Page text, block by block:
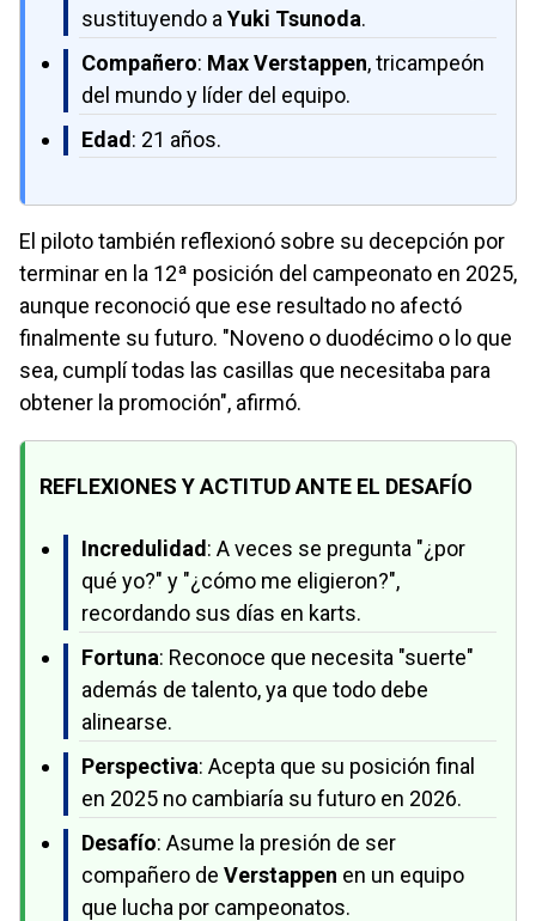
sustituyendo a Yuki Tsunoda.
Compañero: Max Verstappen, tricampeón
del mundo y líder del equipo.
Edad: 21 años.
El piloto también reflexionó sobre su decepción por
terminar en la 12ª posición del campeonato en 2025,
aunque reconoció que ese resultado no afectó
finalmente su futuro. "Noveno o duodécimo o lo que
sea, cumplí todas las casillas que necesitaba para
obtener la promoción", afirmó.
REFLEXIONES Y ACTITUD ANTE EL DESAFÍO
Incredulidad: A veces se pregunta "¿por
qué yo?" y "¿cómo me eligieron?",
recordando sus días en karts.
Fortuna: Reconoce que necesita "suerte"
además de talento, ya que todo debe
alinearse.
Perspectiva: Acepta que su posición final
en 2025 no cambiaría su futuro en 2026.
Desafío: Asume la presión de ser
compañero de Verstappen en un equipo
que lucha por campeonatos.